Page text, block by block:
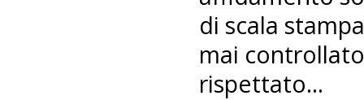
di scala
mai
rispettato...